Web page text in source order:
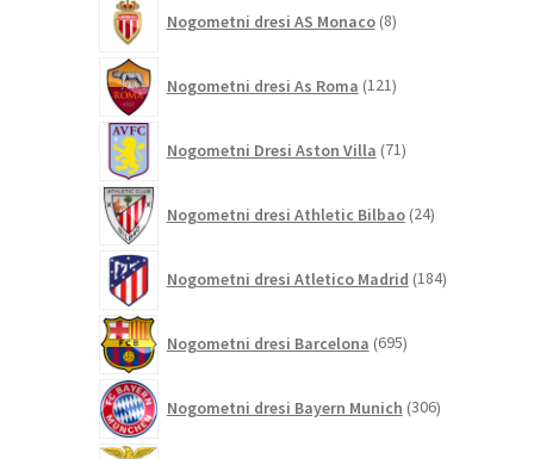
Nogometni dresi AS Monaco 8izdelkov
Nogometni dresi As Roma 121izdelkov
Nogometni Dresi Aston Villa 71izdelkov
Nogometni dresi Athletic Bilbao 24izdelkov
Nogometni dresi Atletico Madrid 184izdelkov
Nogometni dresi Barcelona 695izdelkov
Nogometni dresi Bayern Munich 306izdelkov